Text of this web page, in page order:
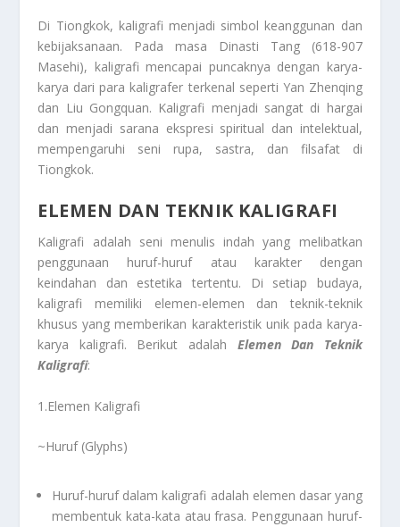
Di Tiongkok, kaligrafi menjadi simbol keanggunan dan
kebijaksanaan. Pada masa Dinasti Tang (618-907
Masehi), kaligrafi mencapai puncaknya dengan karya-
karya dari para kaligrafer terkenal seperti Yan Zhenqing
dan Liu Gongquan. Kaligrafi menjadi sangat di hargai
dan menjadi sarana ekspresi spiritual dan intelektual,
mempengaruhi seni rupa, sastra, dan filsafat di
Tiongkok.
ELEMEN DAN TEKNIK KALIGRAFI
Kaligrafi adalah seni menulis indah yang melibatkan
penggunaan huruf-huruf atau karakter dengan
keindahan dan estetika tertentu. Di setiap budaya,
kaligrafi memiliki elemen-elemen dan teknik-teknik
khusus yang memberikan karakteristik unik pada karya-
karya kaligrafi. Berikut adalah Elemen Dan Teknik
Kaligrafi:
1.Elemen Kaligrafi
~Huruf (Glyphs)
Huruf-huruf dalam kaligrafi adalah elemen dasar yang
membentuk kata-kata atau frasa. Penggunaan huruf-